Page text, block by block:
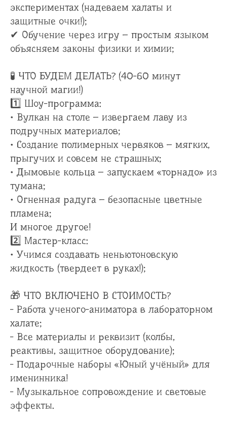
экспериментах (надеваем халаты и
защитные очки!);
✔ Обучение через игру – простым языком
объясняем законы физики и химии;
🧪 ЧТО БУДЕМ ДЕЛАТЬ? (40-60 минут
научной магии!)
1️⃣ Шоу-программа:
• Вулкан на столе – извергаем лаву из
подручных материалов;
• Создание полимерных червяков – мягких,
прыгучих и совсем не страшных;
• Дымовые кольца – запускаем «торнадо» из
тумана;
• Огненная радуга – безопасные цветные
пламена;
И многое другое!
2️⃣ Мастер-класс:
• Учимся создавать неньютоновскую
жидкость (твердеет в руках!);
🎁 ЧТО ВКЛЮЧЕНО В СТОИМОСТЬ?
- Работа ученого-аниматора в лабораторном
халате;
- Все материалы и реквизит (колбы,
реактивы, защитное оборудование);
- Подарочные наборы «Юный учёный» для
именинника!
- Музыкальное сопровождение и световые
эффекты.